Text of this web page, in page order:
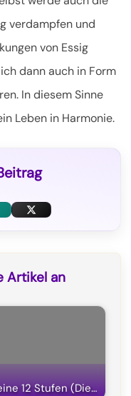
verdampfen und
von Essig
dann auch in Form
In diesem Sinne
Leben in Harmonie.
X
T
t
e
Artikel an
12 Stufen (Die…